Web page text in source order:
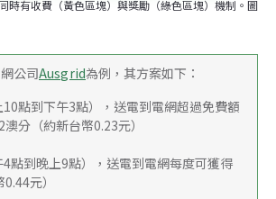
時有收費（黃色區塊）與獎勵（綠色區塊）機制。圖
公司Ausgrid為例，其方案如下：
點到下午3點），送電到電網超過免費額
分（約新台幣0.23元）
點到晚上9點），送電到電網每度可獲得
元）